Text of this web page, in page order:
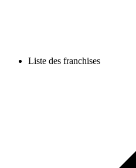
Liste des franchises